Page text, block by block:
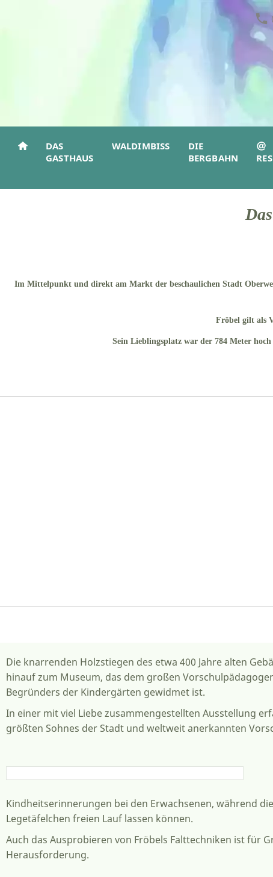
DAS
GASTHAUS
WALDIMBISS
DIE
BERGBAHN
Im Mittelpunkt und direkt am Markt der beschaulichen Stadt
Fröbel gilt als
Sein Lieblingsplatz war der 784 Meter
Die knarrenden Holzstiegen des etwa 400 Jahre alten
hinauf zum Museum, das dem großen
Begründers der Kinder­gärten gewidmet ist.
In einer mit viel Liebe zusammengestellten Aus­stellung
größten Sohnes der Stadt und weltweit anerkannten
Kindheitserinnerungen bei den Erwachsenen, während
Legetäfelchen freien Lauf lassen können.
Auch das Ausprobieren von Fröbels Falttechniken ist für
Herausforderung.